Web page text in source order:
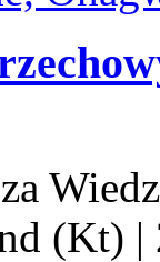
(Kt) |